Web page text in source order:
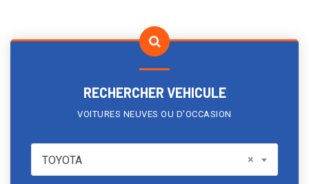
RECHERCHER VEHICULE
VOITURES NEUVES OU D'OCCASION
TOYOTA ×
TOYOTA